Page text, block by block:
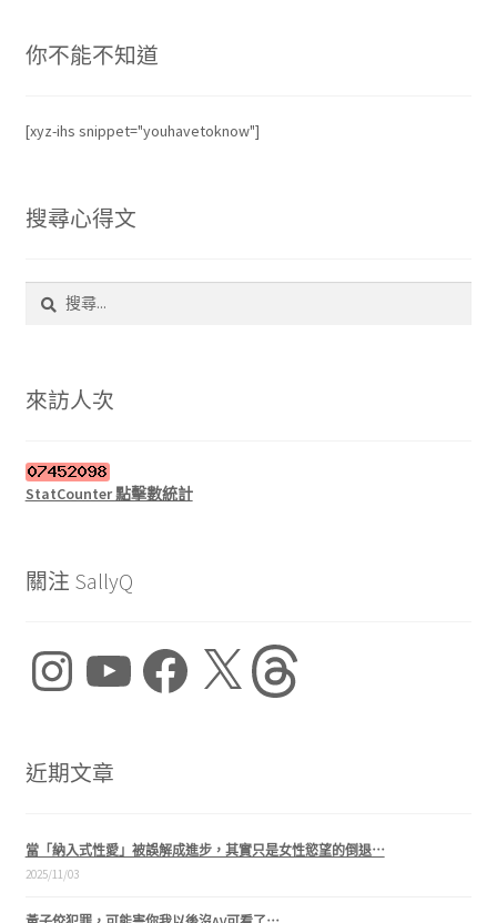
你不能不知道
[xyz-ihs snippet="youhavetoknow"]
搜尋心得文
字:
來訪人次
StatCounter 點擊數統計
關注 SallyQ
InstagramYouTube Facebook Threads
近期文章
當「納入式性愛」被誤解成進步，其實只是女性慾望的倒退⋯
2025/11/03